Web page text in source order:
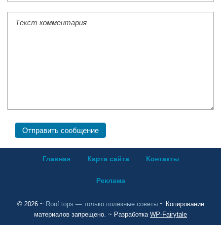
Главная Карта сайта Контакты
Реклама
© 2026~ Roof tops — только полезные советы~ Копирование
материалов запрещено. ~ Разработка WP-Fairytale